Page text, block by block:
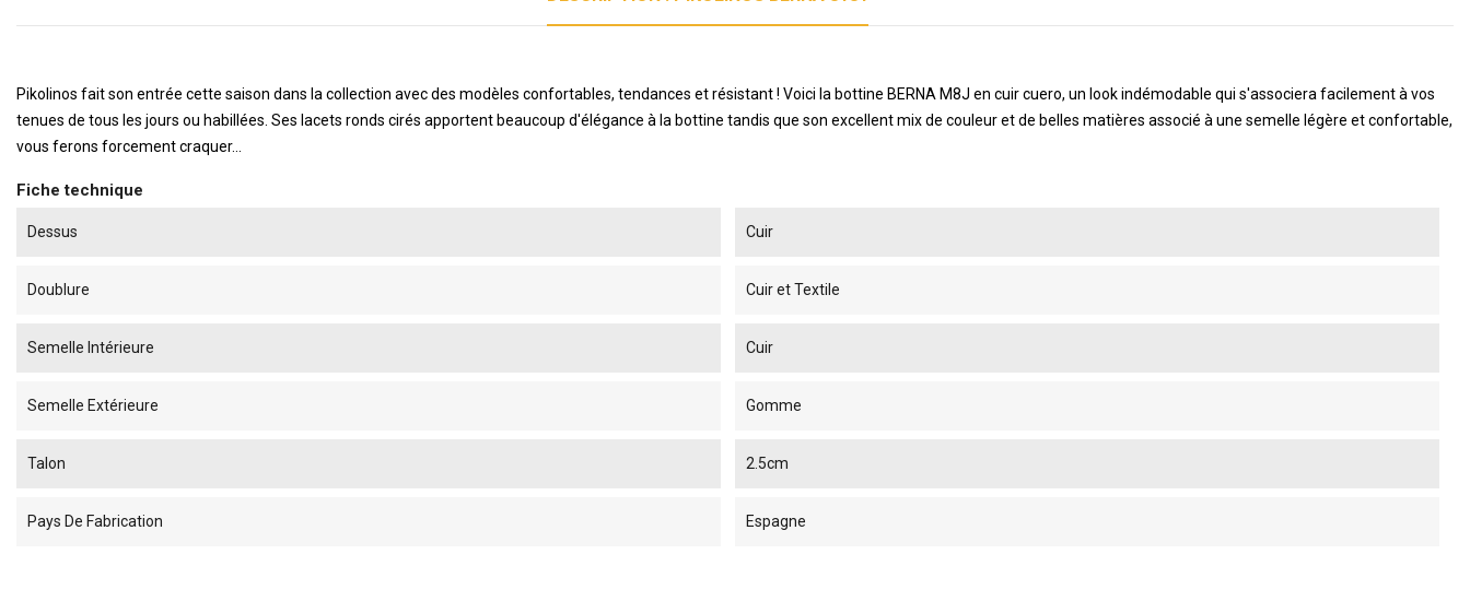
Pikolinos fait son entrée cette saison dans la collection avec des modèles confortables, tendances et résistant ! Voici la bottine BERNA M8J en cuir cuero, un look indémodable qui s'associera facilement à vos
tenues de tous les jours ou habillées. Ses lacets ronds cirés apportent beaucoup d'élégance à la bottine tandis que son excellent mix de couleur et de belles matières associé à une semelle légère et confortable,
vous ferons forcement craquer...
Fiche technique
Dessus Cuir
Doublure Cuir et Textile
Semelle Intérieure Cuir
Semelle Extérieure Gomme
Talon 2.5cm
Pays De Fabrication Espagne